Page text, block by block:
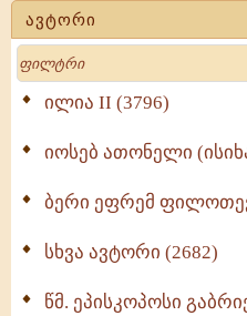
მოძღვრის ძალზე
მრევლისათვის (545)
Wisdomge (514)
ქადაგებანი გაბრიელ
სულიერი ცხოვრების
ნაწილი II (369)
ავტორი
Search
ილია II (3796)
იოსებ ათონელი
ბერი ეფრემ
სხვა ავტორი (2682)
წმ. ეპისკოპოსი